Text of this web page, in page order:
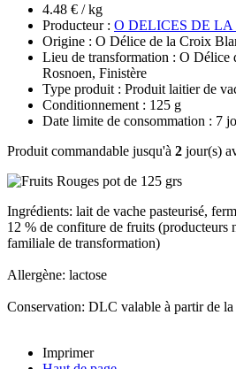
4.48 € / kg
Producteur : O DELICES DE
Origine : O Délice de la Croix
Lieu de transformation : O Délice
Rosnoen, Finistère
Type produit : Produit laitier de
Conditionnement : 125 g
Date limite de consommation : 7
Produit commandable jusqu'à 2 jour(s)
Ingrédients: lait de vache pasteurisé,
12 % de confiture de fruits (producteurs
familiale de transformation)
Allergène: lactose
Conservation: DLC valable à partir de
Imprimer